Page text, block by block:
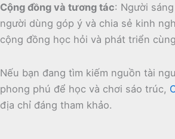
Cộng đồng và tương tác: Người
người dùng góp ý và chia sẻ kinh
cộng đồng học hỏi và phát triển
Nếu bạn đang tìm kiếm nguồn tài
phong phú để học và chơi sáo trúc,
địa chỉ đáng tham khảo.